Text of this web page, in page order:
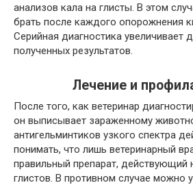
анализов кала на глисты. В этом
брать после каждого опорожнения
Серийная диагностика увеличивает
полученных результатов.
Лечение и
После того, как ветеринар
он выписывает зараженному
антигельминтиков узкого спектра
понимать, что лишь ветеринарный
правильный препарат, действующий
глистов. В противном случае можно